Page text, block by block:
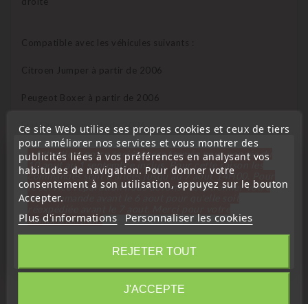
Compatible avec les véhicules suivants :
Citroen Jumper à partir de 2006
Peugeot Boxer à partir de 2006
Fiat Ducato à partir de 2006
Références équivalentes :
Peugeot : 9033V3 - 9033.V3
Fiat : 1344234080
Ce site Web utilise ses propres cookies et ceux de tiers
pour améliorer nos services et vous montrer des
publicités liées à vos préférences en analysant vos
habitudes de navigation. Pour donner votre
consentement à son utilisation, appuyez sur le bouton
Accepter.
Plus d'informations Personnaliser les cookies
REJETER TOUT
J'ACCEPTE
« Attention, notre société sera fermée pour congés du
10 aout au 1 septembre inclus. Pour cette raison les
commandes sont traitées jusqu'au 7 aout 14H00. Pour
le service réparation nous devons réceptionner votre
télécommande avant le 6 aout pour qu'elle soit
compréhension»
Fermer
Information